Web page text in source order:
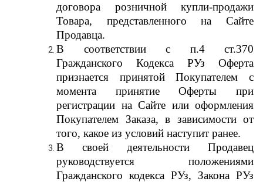
договора розничной купли-продажи
Товара, представленного на Сайте
Продавца.
В соответствии с п.4 ст.370
Гражданского Кодекса РУз Оферта
признается принятой Покупателем с
момента принятие Оферты при
регистрации на Сайте или оформления
Покупателем Заказа, в зависимости от
того, какое из условий наступит ранее.
В своей деятельности Продавец
руководствуется положениями
Гражданского кодекса РУз, Закона РУз